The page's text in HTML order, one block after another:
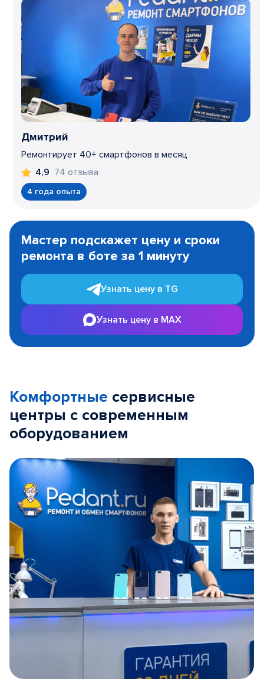
Дмитрий
Ремонтирует 40+ смартфонов в месяц
4,9 74 отзыва
4 года опыта
1
Мастер подскажет цену и сроки
ремонта в боте за 1 минуту
Узнать цену в TG
Узнать цену в MAX
Комфортные сервисные
центры с современным
оборудованием